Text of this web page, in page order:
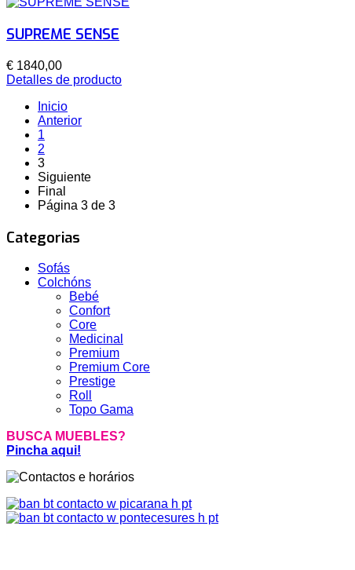
SUPREME SENSE
€ 1840,00
Detalles de producto
Inicio
Anterior
1
2
3
Siguiente
Final
Página 3 de 3
Categorias
Sofás
Colchóns
Bebé
Confort
Core
Medicinal
Premium
Premium Core
Prestige
Roll
Topo Gama
BUSCA MUEBLES?
Pincha aqui!